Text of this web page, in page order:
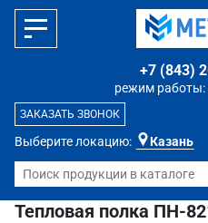
Выберите локацию: Казань
режим работы:
+7 (843)
ЗАКАЗАТЬ ЗВОНОК
Тепловая полка ПН-